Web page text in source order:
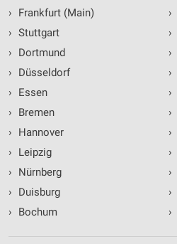
›
Frankfurt (Main)
› Stuttgart
›
Dortmund
›
Düsseldorf
›
Essen
›
Bremen
›
Hannover
›
Leipzig
›
Nürnberg
›
Duisburg
›
Bochum
›
›
›
›
›
›
›
›
›
›
›